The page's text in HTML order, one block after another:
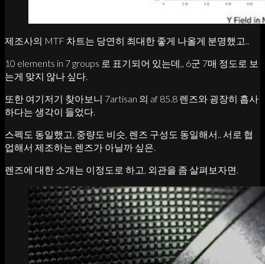
제조사의 MTF 차트는 당연히 최대한 좋게 나올게 분명했고..
10 elements in 7 groups 로 표기되어 있는데,, 6군 7매 정도로 보
는게 맞지 않나 싶다.
또한 여기저기 찾아보니 7artisan 의 af 85.8 렌즈와 굉장히 흡사
하다는 생각이 들었다.
스펙도 동일했고, 중량도 비슷, 렌즈 구성도 동일해서.. 서로 협
업해서 제조하는 렌즈가 아닐까 싶은.
렌즈에 대한 소개는 이정도로 하고, 외관을 좀 살펴보자면.